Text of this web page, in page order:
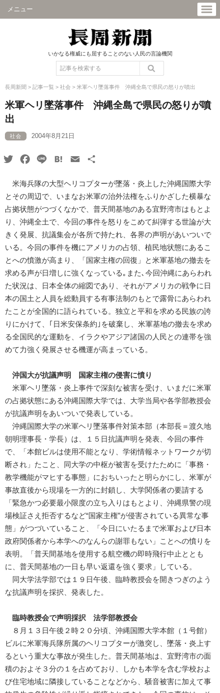
メニュー
いかなる権威にも屈することのない人民の言論機関
長周新聞 > 記事一覧 > 社会 > 米軍ヘリ墜落事件 沖縄全島で県民の怒りが噴出
米軍ヘリ墜落事件 沖縄全島で県民の怒りが噴
出
社会 2004年8月21日
TwitterFacebook
Line HatenaEmail
米海兵隊の大型ヘリコプターが墜落・炎上した沖縄国際大学
とその周辺で、いまなお米軍の治外法権をふりかざした横暴な
占拠状態がつづくなかで、普天間基地のある宜野湾市はもとよ
り、沖縄全土で、今回の事件を怒りをこめて糾弾する世論が大
きく発展、抗議集会が各所で持たれ、各界の声明があいついで
いる。今回の事件を機にアメリカの占領、植民地状態にあるこ
とへの憤激が高まり、「国家主権の回復」と米軍基地の撤去を
求める声が日増しに強くなっている｡また､今回沖縄にあらわれ
た状況は、日本全体の縮図であり、それがアメリカの戦争に日
本の国土と人員を総動員する有事法制のもとで露骨にあらわれ
たことが全国的に語られている。独立と平和を求める民族の誇
りにかけて、｢日米安保条約｣を破棄し、米軍基地の撤去を求め
る全国民的な運動を、イラクやアジア諸国の人民との連帯を強
めて力強く発展させる機運が高まっている。
沖国大が抗議声明 国家主権の侵害に憤り
米軍ヘリ墜落・炎上事件で深刻な被害を受け、いまだに米軍
の占拠状態にある沖縄国際大学では、大学当局や各学部教授会
が抗議声明をあいついで発表している。
沖縄国際大学の米軍ヘリ墜落事件対策本部（本部長＝渡久地
朝明理事長・学長）は、１５日抗議声明を発表、今回の事件
で、「本館ビルは使用不能となり、学術情報ネットワークが切
断され」たこと、同大学の中枢が被害を受けたために「事務・
教学機能がマヒする事態」におちいったと明らかにし、米軍が
事故直後から現場を一方的に封鎖し、大学関係者の要請する
「緊急かつ必要最小限度の立ち入りはもとより、沖縄県警の現
場検証さえ拒否するなど“国家主権”が侵害されている異常な事
態」がつづいていること、「今日にいたるまで米軍および日本
政府関係者から本学へのなんらの謝罪もない」ことへの憤りを
表明。「普天間基地を使用する航空機の即時飛行中止ととも
に、普天間基地の一日も早い返還を強く要求」している。
同大学法学部では１９日午後、臨時教授会を開きつぎのよう
な抗議声明を採択、発表した。
臨時教授会で声明採択 法学部教授会
８月１３日午後２時２０分頃、沖縄国際大学本館（１号館）
ビルに米軍海兵隊所属のヘリコプターが激突し、墜落・炎上す
るという重大な事故が発生した。普天間基地は、宜野湾市の面
積のおよそ３分の１を占めており、しかも本学を含む学校およ
び住宅地域に隣接していることなどから、騒音被害に加えて事